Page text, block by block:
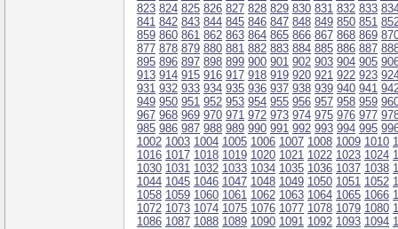
823 824 825 826 827 828 829 830 831 832 833
841 842 843 844 845 846 847 848 849 850 851
859 860 861 862 863 864 865 866 867 868 869
877 878 879 880 881 882 883 884 885 886 887
895 896 897 898 899 900 901 902 903 904 905
913 914 915 916 917 918 919 920 921 922 923
931 932 933 934 935 936 937 938 939 940 941
949 950 951 952 953 954 955 956 957 958 959
967 968 969 970 971 972 973 974 975 976 977
985 986 987 988 989 990 991 992 993 994 995
1002 1003 1004 1005 1006 1007 1008 1009 1010
1016 1017 1018 1019 1020 1021 1022 1023 1024
1030 1031 1032 1033 1034 1035 1036 1037 1038
1044 1045 1046 1047 1048 1049 1050 1051 1052
1058 1059 1060 1061 1062 1063 1064 1065 1066
1072 1073 1074 1075 1076 1077 1078 1079 1080
1086 1087 1088 1089 1090 1091 1092 1093 1094